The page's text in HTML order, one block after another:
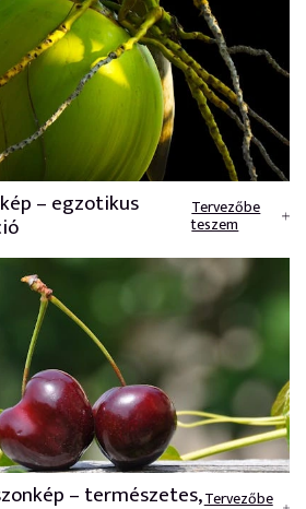
– egzotikus Tervezőbe
teszem
– természetes,Tervezőbe